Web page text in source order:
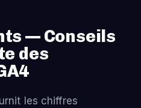
— Conseils
des
les chiffres